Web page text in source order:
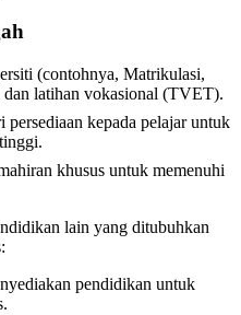
(contohnya, Matrikulasi,
latihan vokasional (TVET).
kepada pelajar untuk
khusus untuk memenuhi
lain yang ditubuhkan
pendidikan untuk